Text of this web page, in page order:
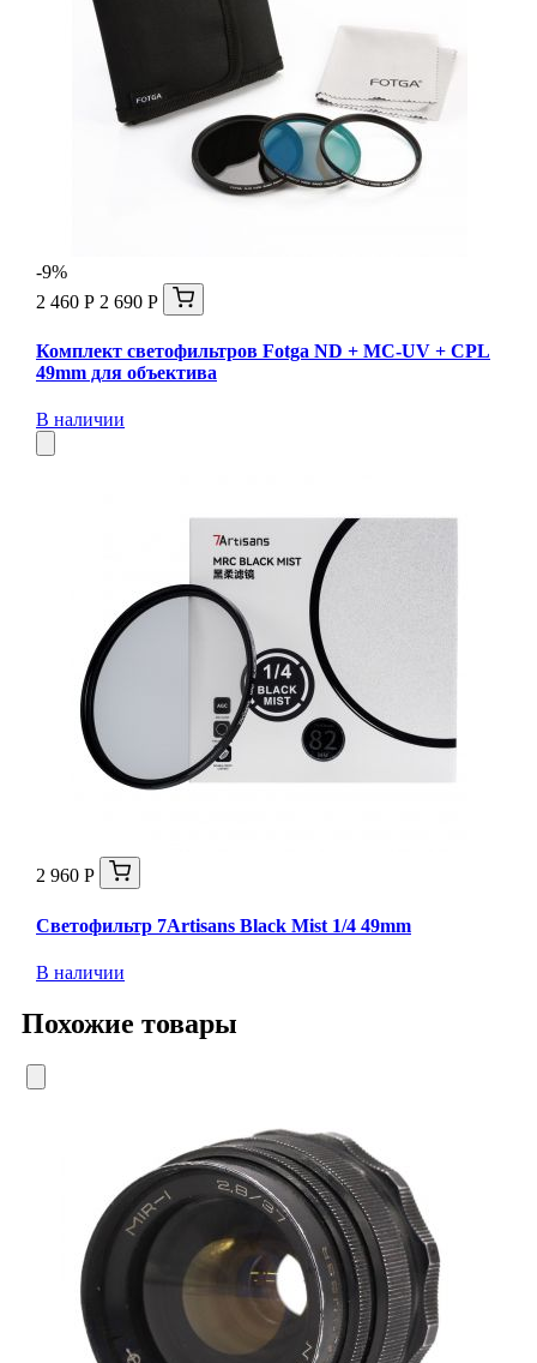
-9%
2 460 Р 2 690 Р
Комплект светофильтров Fotga ND + MC-UV + CPL
49mm для объектива
В наличии
2 960 Р
Светофильтр 7Artisans Black Mist 1/4 49mm
В наличии
Похожие товары